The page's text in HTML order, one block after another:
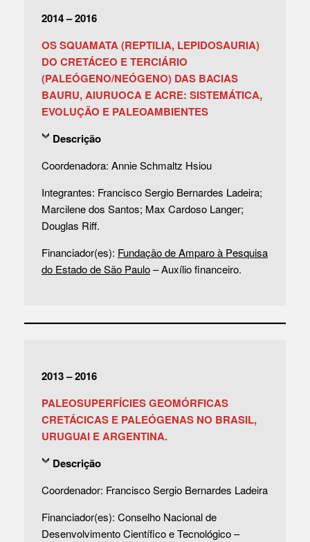
2014 – 2016
OS SQUAMATA (REPTILIA, LEPIDOSAURIA)
DO CRETÁCEO E TERCIÁRIO
(PALEÓGENO/NEÓGENO) DAS BACIAS
BAURU, AIURUOCA E ACRE: SISTEMÁTICA,
EVOLUÇÃO E PALEOAMBIENTES
Descrição
Coordenadora: Annie Schmaltz Hsiou
Integrantes: Francisco Sergio Bernardes Ladeira;
Marcilene dos Santos; Max Cardoso Langer;
Douglas Riff.
Financiador(es): Fundação de Amparo à Pesquisa
do Estado de São Paulo– Auxílio financeiro.
2013 – 2016
PALEOSUPERFÍCIES GEOMÓRFICAS
CRETÁCICAS E PALEÓGENAS NO BRASIL,
URUGUAI E ARGENTINA.
Descrição
Coordenador: Francisco Sergio Bernardes Ladeira
Financiador(es): Conselho Nacional de
Desenvolvimento Científico e Tecnológico –